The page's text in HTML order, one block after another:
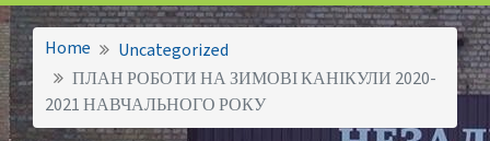
Home
Uncategorized
ПЛАН РОБОТИ НА ЗИМОВІ КАНІКУЛИ 2020-
2021 НАВЧАЛЬНОГО РОКУ